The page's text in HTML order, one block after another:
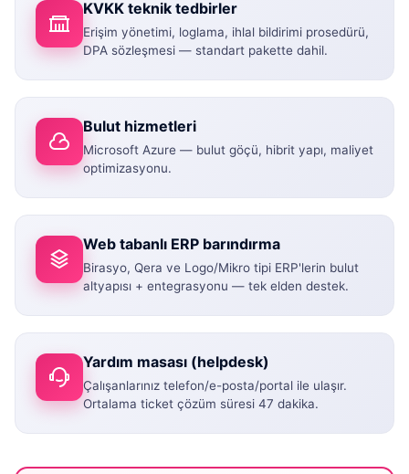
KVKK teknik tedbirler
Erişim yönetimi, loglama, ihlal bildirimi prosedürü,
DPA sözleşmesi — standart pakette dahil.
Bulut hizmetleri
Microsoft Azure — bulut göçü, hibrit yapı, maliyet
optimizasyonu.
Web tabanlı ERP barındırma
Birasyo, Qera ve Logo/Mikro tipi ERP'lerin bulut
altyapısı + entegrasyonu — tek elden destek.
Yardım masası (helpdesk)
Çalışanlarınız telefon/e-posta/portal ile ulaşır.
Ortalama ticket çözüm süresi 47 dakika.